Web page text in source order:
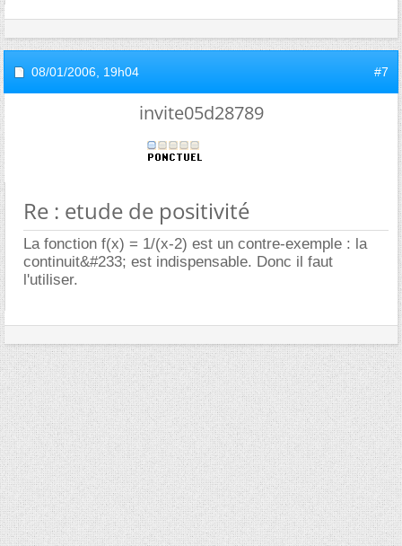
08/01/2006, 19h04 #7
invite05d28789
Re : etude de positivité
La fonction f(x) = 1/(x-2) est un contre-exemple : la
continuit&#233; est indispensable. Donc il faut
l'utiliser.